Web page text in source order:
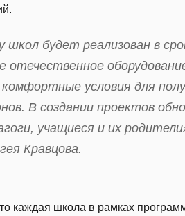
будет реализован в
отечественное
условия для
В создании проектов
учащиеся и их
Кравцова.
каждая школа в рамках